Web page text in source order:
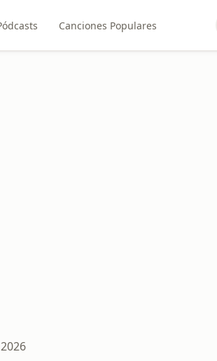
Canciones Populares